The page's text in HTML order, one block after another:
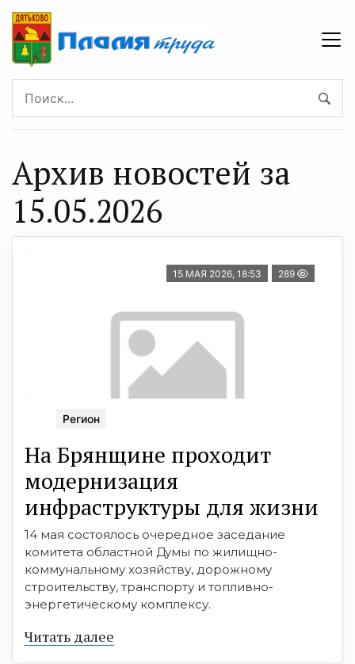
Архив новостей за
15.05.2026
15 МАЯ 2026, 18:53 289
Регион
На Брянщине проходит
модернизация
инфраструктуры для жизни
14 мая состоялось очередное заседание
комитета областной Думы по жилищно-
коммунальному хозяйству, дорожному
строительству, транспорту и топливно-
энергетическому комплексу.
Читать далее